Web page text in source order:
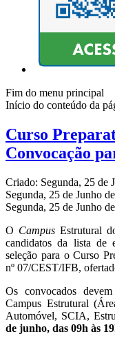
Fim do menu principal
Início do conteúdo da
Curso
Convocação
Criado: Segunda, 25 de
Segunda, 25 de Junho
Segunda, 25 de Junho
O CampusEstrutural
candidatos da lista de
seleção para o Curso
nº 07/CEST/IFB,
Os convocados
Campus Estrutural
Automóvel, SCIA,
de junho, das 09h às